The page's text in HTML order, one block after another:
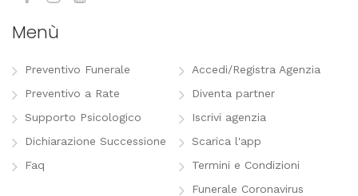
Menù
Preventivo Funerale
Preventivo a Rate
Supporto Psicologico
Dichiarazione Successione
Faq
Accedi/Registra Agenzia
Diventa partner
Iscrivi agenzia
Scarica l'app
Termini e Condizioni
Funerale Coronavirus